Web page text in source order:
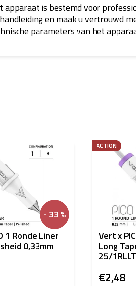
apparaat is bestemd voor
en maak u vertrouwd
parameters van het
- 33 %
1 Ronde Liner
0,33mm
ACTION
Vertix
Long
25/1RLLT
€2,48